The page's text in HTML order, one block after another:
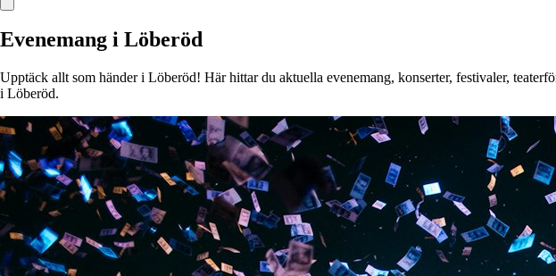
Evenemang i Löberöd
Upptäck allt som händer i Löberöd! Här hittar du aktuella evenemang, konserter, festivaler,
i Löberöd.